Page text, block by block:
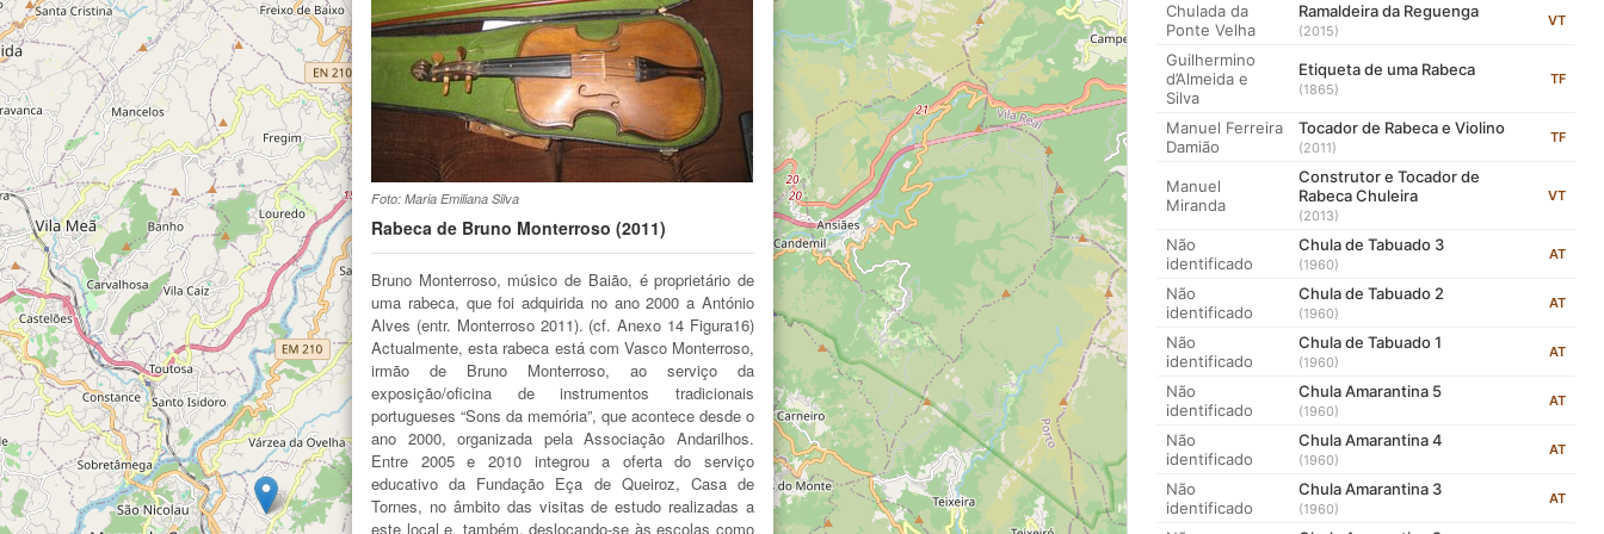
Foto: Maria Emiliana Silva
Rabeca de Bruno Monterroso (2011)
Bruno Monterroso, músico de Baião, é proprietário de
uma rabeca, que foi adquirida no ano 2000 a António
Alves (entr. Monterroso 2011). (cf. Anexo 14 Figura16)
Actualmente, esta rabeca está com Vasco Monterroso,
irmão de Bruno Monterroso, ao serviço da
exposição/oficina de instrumentos tradicionais
portugueses “Sons da memória”, que acontece desde o
ano 2000, organizada pela Associação Andarilhos.
Entre 2005 e 2010 integrou a oferta do serviço
educativo da Fundação Eça de Queiroz, Casa de
Tornes, no âmbito das visitas de estudo realizadas a
este local e, também, deslocando-se às escolas como
Chulada da
Ponte Velha
Ramaldeira da Reguenga
(2015)
VT
Guilhermino
d’Almeida e
Silva
Etiqueta de uma Rabeca
(1865)
TF
Manuel Ferreira
Damião
Tocador de Rabeca e Violino
(2011)
TF
Manuel
Miranda
Construtor e Tocador de
Rabeca Chuleira
(2013)
VT
Não
identificado
Chula de Tabuado 3
(1960)
AT
Não
identificado
Chula de Tabuado 2
(1960)
AT
Não
identificado
Chula de Tabuado 1
(1960)
AT
Não
identificado
Chula Amarantina 5
(1960)
AT
Não
identificado
Chula Amarantina 4
(1960)
AT
Não
identificado
Chula Amarantina 3
(1960)
AT